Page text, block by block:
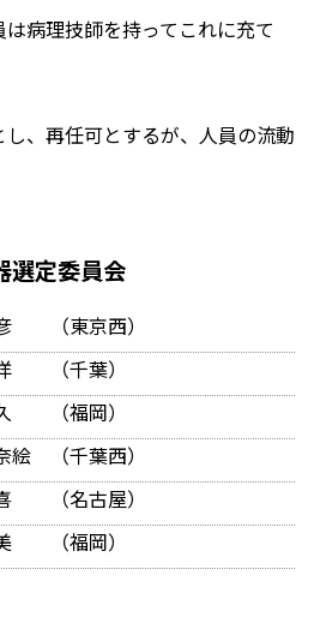
病理技師を持ってこれに充て
、再任可とするが、人員の流動
選定委員会
（東京西）
（千葉）
（福岡）
（千葉西）
（名古屋）
（福岡）